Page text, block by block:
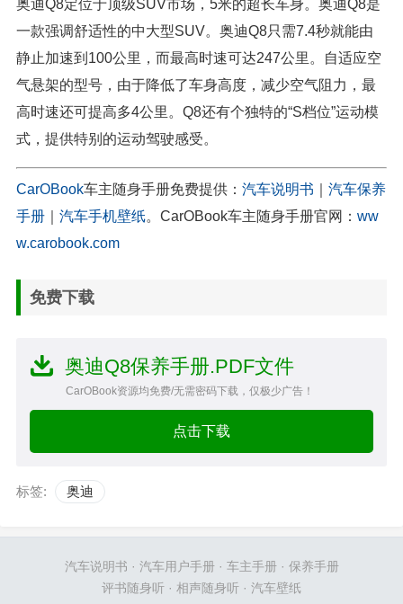
奥迪Q8定位于顶级SUV市场，5米的超长车身。奥迪Q8是
一款强调舒适性的中大型SUV。奥迪Q8只需7.4秒就能由
静止加速到100公里，而最高时速可达247公里。自适应空
气悬架的型号，由于降低了车身高度，减少空气阻力，最
高时速还可提高多4公里。Q8还有个独特的“S档位”运动模
式，提供特别的运动驾驶感受。
CarOBook车主随身手册免费提供： 汽车说明书
汽车保养
手册
汽车手机壁纸。CarOBook车主随身手册官网： ww
w.carobook.com
免费下载
奥迪Q8保养手册.PDF文件
CarOBook资源均免费/无需密码下载，仅极少广告！
点击下载
标签: 奥迪
汽车说明书 · 汽车用户手册· 车主手册· 保养手册
评书随身听 · 相声随身听 · 汽车壁纸